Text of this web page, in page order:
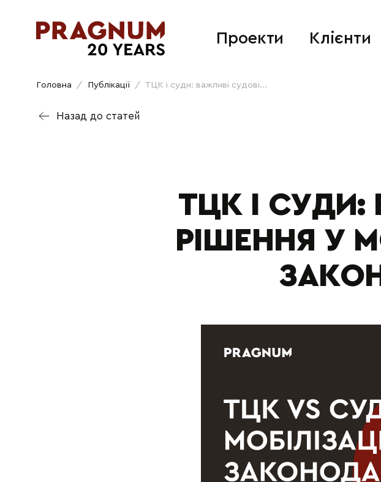
Проекти Клієнти
Головна / Публікації / ТЦК і суди: важливі судові...
Назад до статей
ТЦК І СУДИ:
РІШЕННЯ У